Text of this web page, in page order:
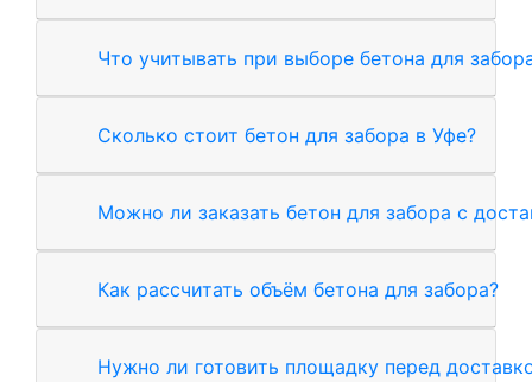
Что учитывать при выборе бетона для
Сколько стоит бетон для забора в Уфе?
Можно ли заказать бетон для забора с
Как рассчитать объём бетона для забора?
Нужно ли готовить площадку перед